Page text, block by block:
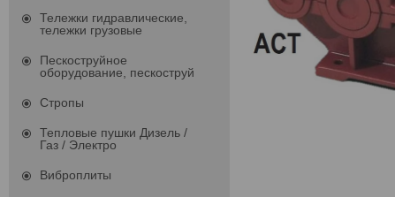
Тележки гидравлические,
тележки грузовые
Пескоструйное
оборудование, пескоструй
Стропы
Тепловые пушки Дизель /
Газ / Электро
Виброплиты